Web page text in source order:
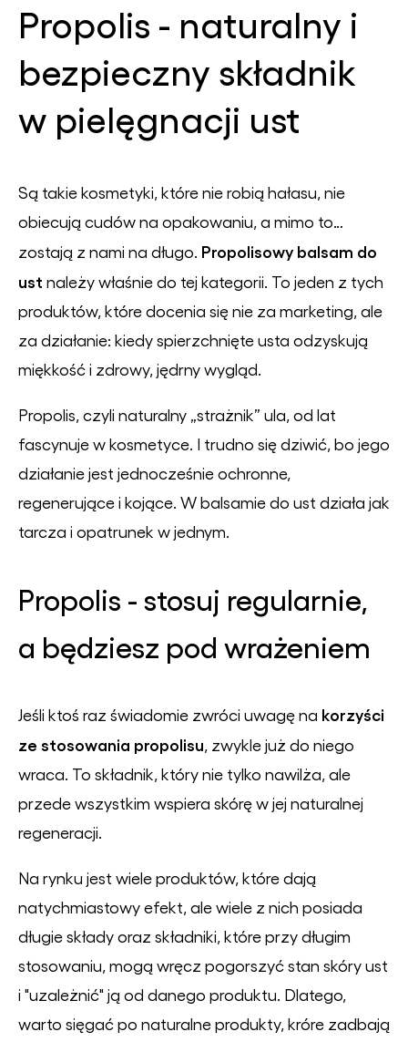
Propolis - naturalny i
bezpieczny składnik
w pielęgnacji ust
Są takie kosmetyki, które nie robią hałasu, nie
obiecują cudów na opakowaniu, a mimo to…
zostają z nami na długo. Propolisowy balsam do
ust należy właśnie do tej kategorii. To jeden z tych
produktów, które docenia się nie za marketing, ale
za działanie: kiedy spierzchnięte usta odzyskują
miękkość i zdrowy, jędrny wygląd.
Propolis, czyli naturalny „strażnik” ula, od lat
fascynuje w kosmetyce. I trudno się dziwić, bo jego
działanie jest jednocześnie ochronne,
regenerujące i kojące. W balsamie do ust działa jak
tarcza i opatrunek w jednym.
Propolis - stosuj regularnie,
a będziesz pod wrażeniem
Jeśli ktoś raz świadomie zwróci uwagę na korzyści
ze stosowania propolisu , zwykle już do niego
wraca. To składnik, który nie tylko nawilża, ale
przede wszystkim wspiera skórę w jej naturalnej
regeneracji.
Na rynku jest wiele produktów, które dają
natychmiastowy efekt, ale wiele z nich posiada
długie składy oraz składniki, które przy długim
stosowaniu, mogą wręcz pogorszyć stan skóry ust
i "uzależnić" ją od danego produktu. Dlatego,
warto sięgać po naturalne produkty, króre zadbają